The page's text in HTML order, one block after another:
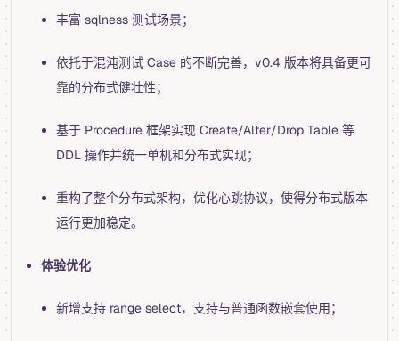
丰富 sqlness 测试场景；
依托于混沌测试 Case 的不断完善，v0.4 版本将具备更可
靠的分布式健壮性；
基于 Procedure 框架实现 Create/Alter/Drop Table 等
DDL 操作并统一单机和分布式实现；
重构了整个分布式架构，优化心跳协议，使得分布式版本
运行更加稳定。
体验优化
新增支持 range select，支持与普通函数嵌套使用；